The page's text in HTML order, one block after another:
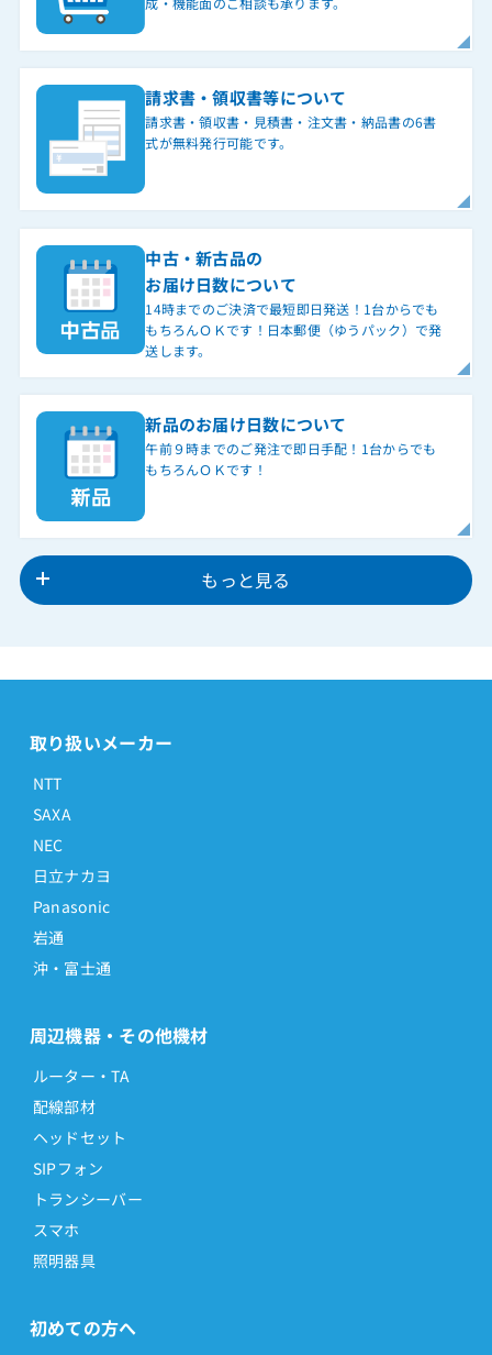
請求書・領収書等について
請求書・領収書・見積書・注文書・納品書の6書
式が無料発行可能です。
中古・新古品の
お届け日数について
14時までのご決済で最短即日発送！1台からでも
もちろんＯＫです！日本郵便（ゆうパック）で発
送します。
新品のお届け日数について
午前９時までのご発注で即日手配！1台からでも
もちろんＯＫです！
もっと見る
取り扱いメーカー
NTT
SAXA
NEC
日立ナカヨ
Panasonic
岩通
沖・富士通
周辺機器・その他機材
ルーター・TA
配線部材
ヘッドセット
SIPフォン
トランシーバー
スマホ
照明器具
初めての方へ